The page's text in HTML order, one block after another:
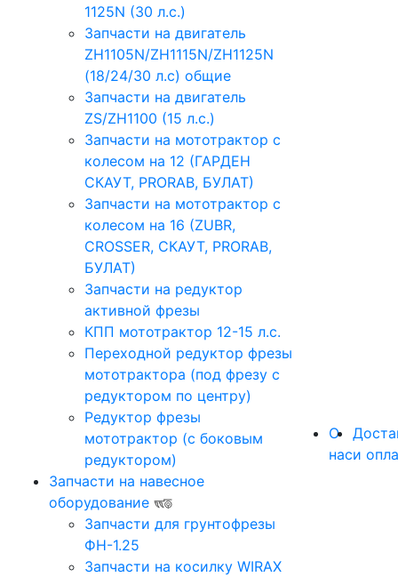
1125N (30 л.с.)
Запчасти на двигатель
ZH1105N/ZH1115N/ZH1125N
(18/24/30 л.с) общие
Запчасти на двигатель
ZS/ZH1100 (15 л.с.)
Запчасти на мототрактор с
колесом на 12 (ГАРДЕН
СКАУТ, PRORAB, БУЛАТ)
Запчасти на мототрактор с
колесом на 16 (ZUBR,
CROSSER, СКАУТ, PRORAB,
БУЛАТ)
Запчасти на редуктор
активной фрезы
КПП мототрактор 12-15 л.с.
Переходной редуктор фрезы
мототрактора (под фрезу с
редуктором по центру)
Редуктор фрезы
мототрактор (с боковым
редуктором)
Запчасти на навесное
оборудование
Запчасти для грунтофрезы
ФН-1.25
Запчасти на косилку WIRAX
О
наси